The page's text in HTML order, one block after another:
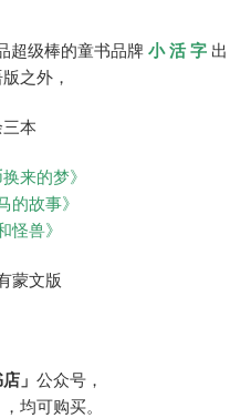
超级棒的童书品牌 小 活 字 出
之外，
本
来的梦》
的故事》
怪兽》
蒙文版
」 公众号，
，均可购买。